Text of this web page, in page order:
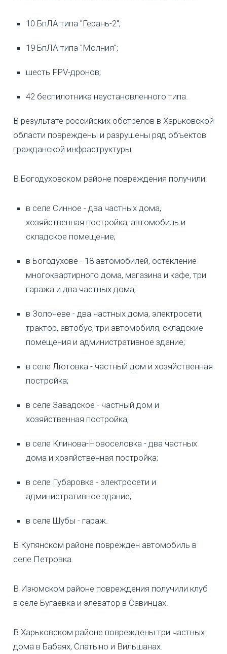
10 БпЛА типа "Герань-2";
19 БпЛА типа "Молния";
шесть FPV-дронов;
42 беспилотника неустановленного типа.
В результате российских обстрелов в Харьковской
области повреждены и разрушены ряд объектов
гражданской инфраструктуры.
В Богодуховском районе повреждения получили:
в селе Синное - два частных дома,
хозяйственная постройка, автомобиль и
складское помещение;
в Богодухове - 18 автомобилей, остекление
многоквартирного дома, магазина и кафе, три
гаража и два частных дома;
в Золочеве - два частных дома, электросети,
трактор, автобус, три автомобиля, складские
помещения и административное здание;
в селе Лютовка - частный дом и хозяйственная
постройка;
в селе Завадское - частный дом и
хозяйственная постройка;
в селе Клинова-Новоселовка - два частных
дома и хозяйственная постройка;
в селе Губаровка - электросети и
административное здание;
в селе Шубы - гараж.
В Купянском районе поврежден автомобиль в
селе Петровка.
В Изюмском районе повреждения получили клуб
в селе Бугаевка и элеватор в Савинцах.
В Харьковском районе повреждены три частных
дома в Бабаях, Слатыно и Вильшанах.